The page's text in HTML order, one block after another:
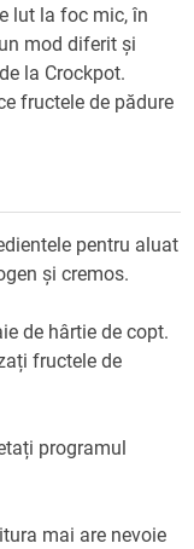
lut la foc mic, în
mod diferit și
la Crockpot.
fructele de pădure
pentru aluat
și cremos.
de hârtie de copt.
fructele de
programul
mai are nevoie